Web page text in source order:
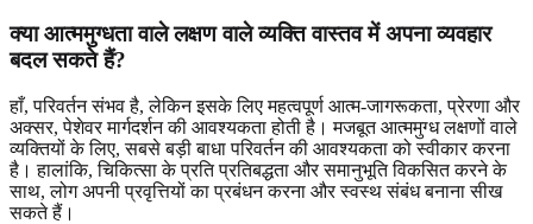
क्या आत्ममुग्धता वाले लक्षण वाले व्यक्ति वास्तव में अपना व्यवहार
बदल सकते हैं?
हाँ, परिवर्तन संभव है, लेकिन इसके लिए महत्वपूर्ण आत्म-जागरूकता, प्रेरणा और
अक्सर, पेशेवर मार्गदर्शन की आवश्यकता होती है। मजबूत आत्ममुग्ध लक्षणों वाले
व्यक्तियों के लिए, सबसे बड़ी बाधा परिवर्तन की आवश्यकता को स्वीकार करना
है। हालांकि, चिकित्सा के प्रति प्रतिबद्धता और समानुभूति विकसित करने के
साथ, लोग अपनी प्रवृत्तियों का प्रबंधन करना और स्वस्थ संबंध बनाना सीख
सकते हैं।